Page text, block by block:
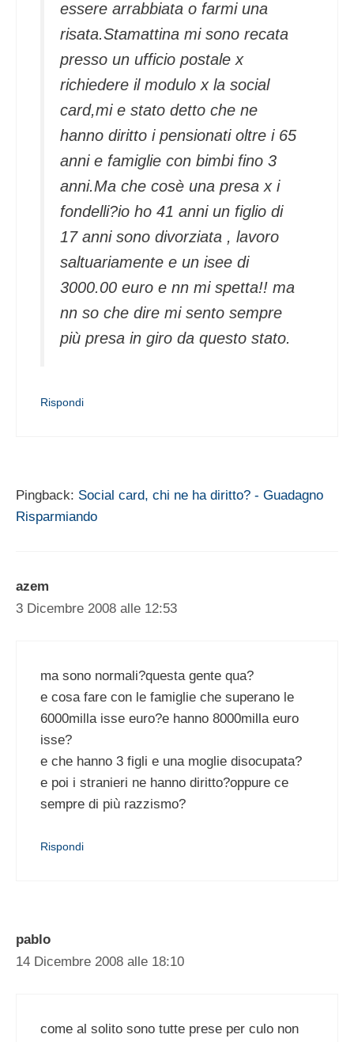
essere arrabbiata o farmi una
risata.Stamattina mi sono recata
presso un ufficio postale x
richiedere il modulo x la social
card,mi e stato detto che ne
hanno diritto i pensionati oltre i 65
anni e famiglie con bimbi fino 3
anni.Ma che cosè una presa x i
fondelli?io ho 41 anni un figlio di
17 anni sono divorziata , lavoro
saltuariamente e un isee di
3000.00 euro e nn mi spetta!! ma
nn so che dire mi sento sempre
più presa in giro da questo stato.
Rispondi
Pingback: Social card, chi ne ha diritto? - Guadagno
Risparmiando
azem
3 Dicembre 2008 alle 12:53
ma sono normali?questa gente qua?
e cosa fare con le famiglie che superano le
6000milla isse euro?e hanno 8000milla euro
isse?
e che hanno 3 figli e una moglie disocupata?
e poi i stranieri ne hanno diritto?oppure ce
sempre di più razzismo?
Rispondi
pablo
14 Dicembre 2008 alle 18:10
come al solito sono tutte prese per culo non